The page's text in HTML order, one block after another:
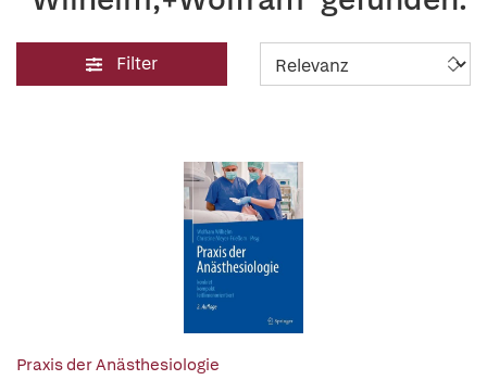
Filter
Praxis der Anästhesiologie